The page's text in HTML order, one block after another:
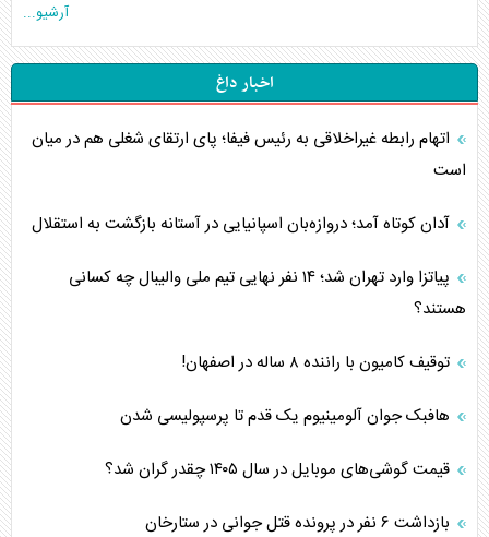
آرشیو...
اخبار داغ
اتهام رابطه غیراخلاقی به رئیس فیفا؛ پای ارتقای شغلی هم در میان
است
آدان کوتاه آمد؛ دروازه‌بان اسپانیایی در آستانه بازگشت به استقلال
پیاتزا وارد تهران شد؛ ۱۴ نفر نهایی تیم ملی والیبال چه کسانی
هستند؟
توقیف کامیون با راننده ۸ ساله در اصفهان!
هافبک جوان آلومینیوم یک قدم تا پرسپولیسی شدن
قیمت گوشی‌های موبایل در سال ۱۴۰۵ چقدر گران شد؟
بازداشت ۶ نفر در پرونده قتل جوانی در ستارخان